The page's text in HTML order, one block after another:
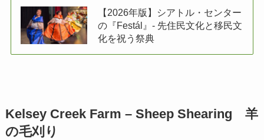
【2026年版】シアトル・センター
の『Festál』- 先住民文化と移民文
化を祝う祭典
Kelsey Creek Farm – Sheep Shearing 羊
の毛刈り